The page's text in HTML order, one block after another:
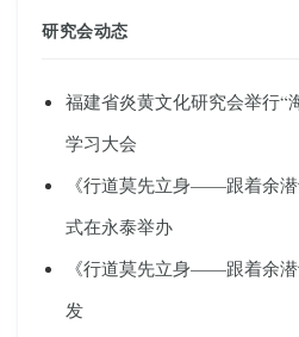
研究会动态
福建省炎黄文化研究会举行“
学习大会
《行道莫先立身——跟着余
式在永泰举办
《行道莫先立身——跟着余
发